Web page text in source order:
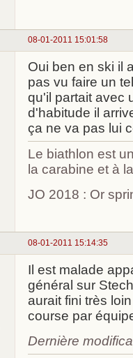
08-01-2011 15:01:58
Oui ben en ski il
pas vu faire un
qu'il partait avec
d'habitude il
ça ne va pas lui
Le biathlon est
la carabine et à
JO 2018 : Or
08-01-2011 15:14:35
Il est malade
général sur
aurait fini très
course par
Dernière